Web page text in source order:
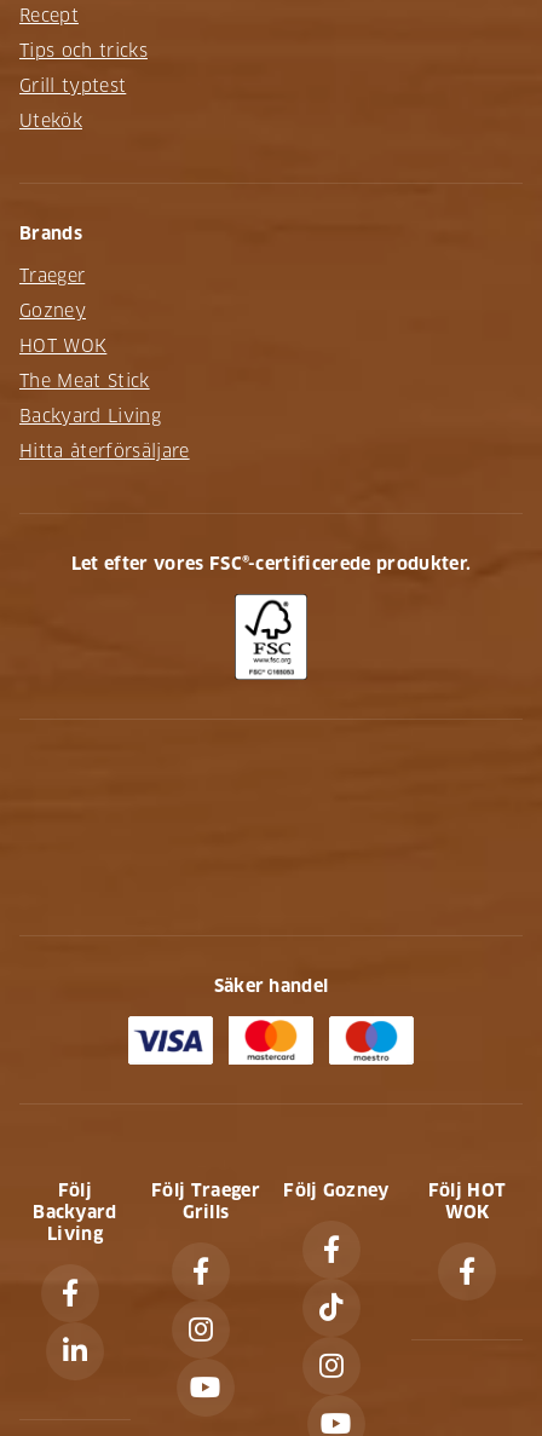
Recept
Tips och tricks
Grill typtest
Utekök
Brands
Traeger
Gozney
HOT WOK
The Meat Stick
Backyard Living
Hitta återförsäljare
Let efter vores FSC®-certificerede produkter.
Säker handel
Följ
Backyard
Living
Följ Traeger
Grills
Följ Gozney
Följ HOT
WOK